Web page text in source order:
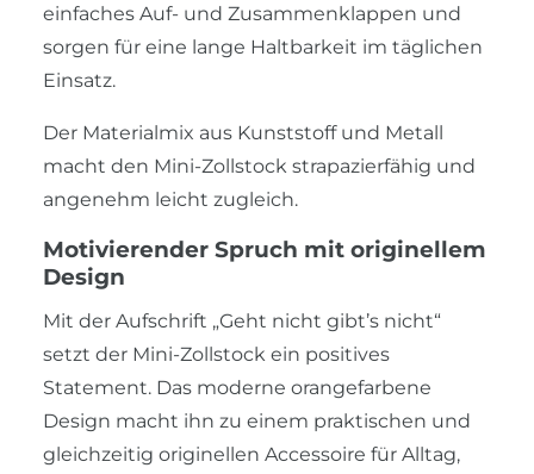
einfaches Auf- und Zusammenklappen und
sorgen für eine lange Haltbarkeit im täglichen
Einsatz.
Der Materialmix aus Kunststoff und Metall
macht den Mini-Zollstock strapazierfähig und
angenehm leicht zugleich.
Motivierender Spruch mit originellem
Design
Mit der Aufschrift „Geht nicht gibt’s nicht“
setzt der Mini-Zollstock ein positives
Statement. Das moderne orangefarbene
Design macht ihn zu einem praktischen und
gleichzeitig originellen Accessoire für Alltag,